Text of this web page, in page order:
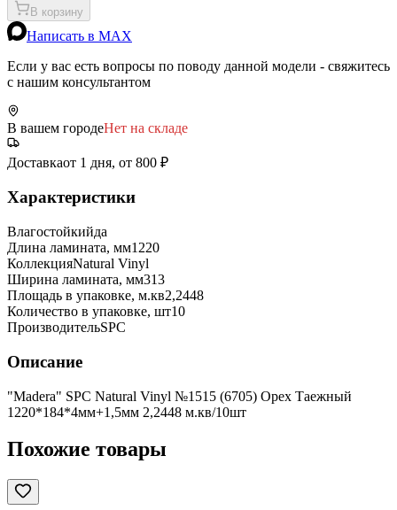
В корзину
Написать в MAX
Если у вас есть вопросы по поводу данной модели - свяжитесь
с нашим консультантом
В вашем городеНет на складе
Доставкаот 1 дня, от 800 ₽
Характеристики
Влагостойкийда
Длина ламината, мм1220
КоллекцияNatural Vinyl
Ширина ламината, мм313
Площадь в упаковке, м.кв2,2448
Количество в упаковке, шт10
ПроизводительSPC
Описание
"Madera" SPC Natural Vinyl №1515 (6705) Орех Таежный
1220*184*4мм+1,5мм 2,2448 м.кв/10шт
Похожие товары